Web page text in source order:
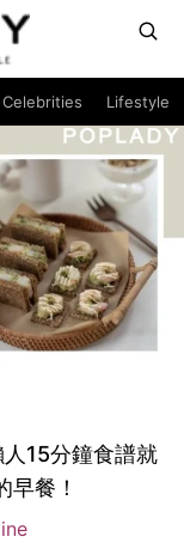
Celebrities Lifestyle
人15分鐘食譜就
早餐！